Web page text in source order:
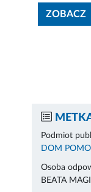
ZOBACZ
Podmiot
DOM
Osoba
BEATA